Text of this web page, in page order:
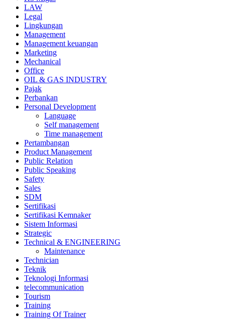
LAW
Legal
Lingkungan
Management
Management keuangan
Marketing
Mechanical
Office
OIL & GAS INDUSTRY
Pajak
Perbankan
Personal Development
Language
Self management
Time management
Pertambangan
Product Management
Public Relation
Public Speaking
Safety
Sales
SDM
Sertifikasi
Sertifikasi Kemnaker
Sistem Informasi
Strategic
Technical & ENGINEERING
Maintenance
Technician
Teknik
Teknologi Informasi
telecommunication
Tourism
Training
Training Of Trainer